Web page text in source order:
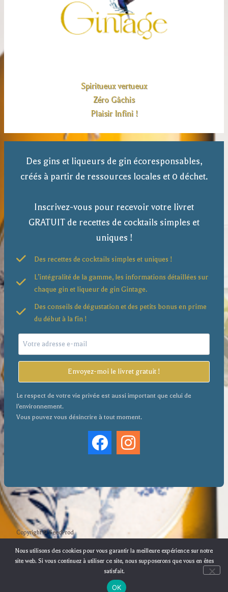
Spiritueux vertueux
Zéro Gâchis
Plaisir Infini !
Des gins et liqueurs de gin écoresponsables,
créés à partir de ressources locales et 0 déchet.
Inscrivez-vous pour recevoir votre livret
GRATUIT de recettes de cocktails simples et
uniques !
Des recettes de cocktails simples et uniques !
L’intégralité de la gamme, les informations détaillées sur
chaque gin et liqueur de gin Gintage.
Des conseils de dégustation et des petits bonus en prime
du début à la fin !
Envoyez-moi le livret gratuit !
Le respect de votre vie privée est aussi important que celui de
l'environnement.
Vous pouvez vous désincrire à tout moment.
Copyright © SeedProd
Nous utilisons des cookies pour vous garantir la meilleure expérience sur notre
site web. Si vous continuez à utiliser ce site, nous supposerons que vous en êtes
satisfait.
OK